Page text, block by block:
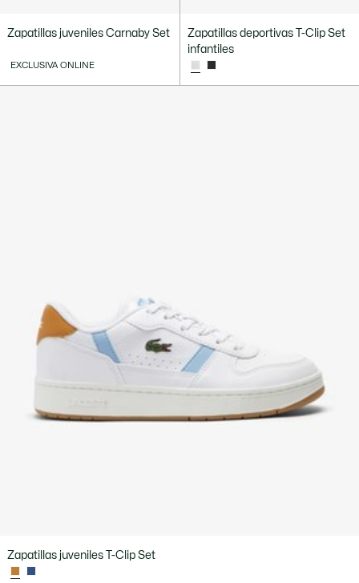
Zapatillas juveniles Carnaby Set
EXCLUSIVA ONLINE
Zapatillas deportivas T-Clip Set
infantiles
Zapatillas juveniles T-Clip Set